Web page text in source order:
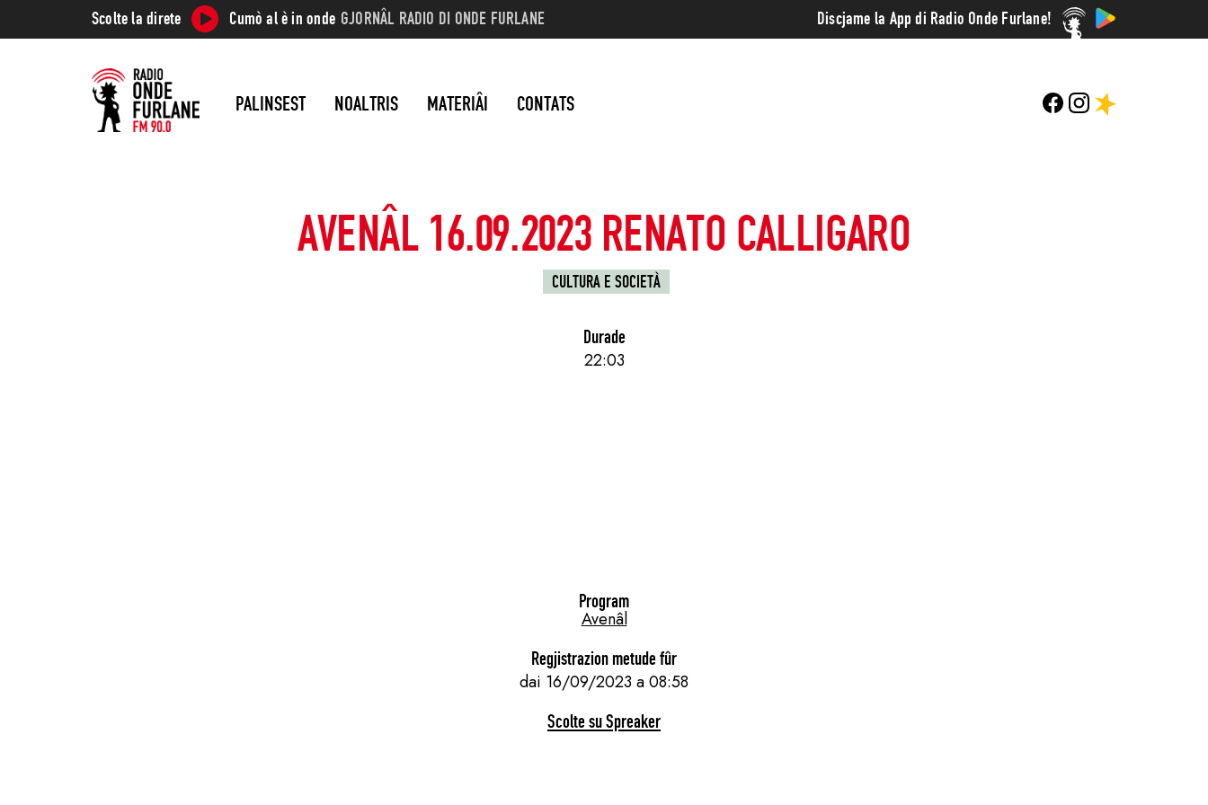
Scolte la direte Cumò al è in onde GJORNÂL RADIO DI ONDE FURLANE Discjame la App di Radio Onde Furlane!
PALINSEST NOALTRIS MATERIÂI CONTATS
AVENÂL 16.09.2023 RENATO CALLIGARO
CULTURA E SOCIETÀ
Durade
22:03
Program
Avenâl
Regjistrazion metude fûr
dai 16/09/2023 a 08:58
Scolte su Spreaker